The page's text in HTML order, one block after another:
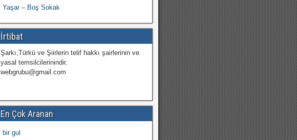
Yaşar – Boş Sokak
İrtibat
Şarkı,Türkü ve Şiirlerin telif hakkı şairlerinin ve
yasal temsilcilerinindir.
webgrubu@gmail.com
En Çok Aranan
bir gul